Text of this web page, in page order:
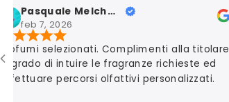
Pasquale MelchGmail
feb 7, 2026
Profumi selezionati. Complimenti alla titolare
in grado di intuire le fragranze richieste ed
effettuare percorsi olfattivi personalizzati.